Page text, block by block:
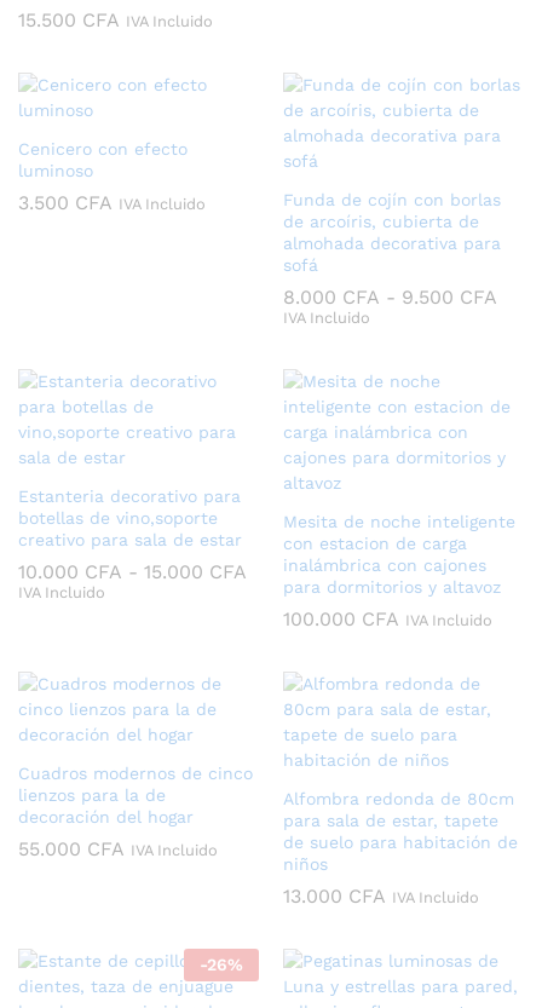
15.500 CFA IVA Incluido
Cenicero con efecto
luminoso
3.500 CFA IVA Incluido
Funda de cojín con borlas
de arcoíris, cubierta de
almohada decorativa para
sofá
8.000 CFA - 9.500 CFA
IVA Incluido
Estanteria decorativo para
botellas de vino,soporte
creativo para sala de estar
10.000 CFA - 15.000 CFA Rango
precios:
desde
hasta
15.000 CFA
IVA Incluido
Mesita de noche inteligente
con estacion de carga
inalámbrica con cajones
para dormitorios y altavoz
100.000 CFA IVA Incluido
Cuadros modernos de cinco
lienzos para la de
decoración del hogar
55.000 CFA IVA Incluido
Alfombra redonda de 80cm
para sala de estar, tapete
de suelo para habitación de
niños
13.000 CFA IVA Incluido
-26%